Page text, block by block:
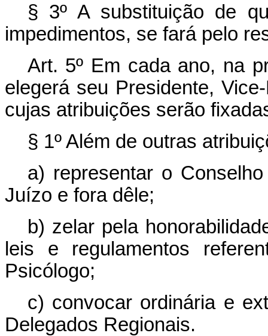
§ 3º A substituição de
impedimentos, se fará pelo
Art. 5º Em cada ano, na
elegerá seu Presidente,
cujas atribuições serão
§ 1º Além de outras
a) representar o
Juízo e fora dêle;
b) zelar pela
leis e regulamentos
Psicólogo;
c) convocar ordinária e
Delegados Regionais.